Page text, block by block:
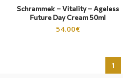
Schrammek – Vitality – Ageless
Future Day Cream 50ml
54.00€
1